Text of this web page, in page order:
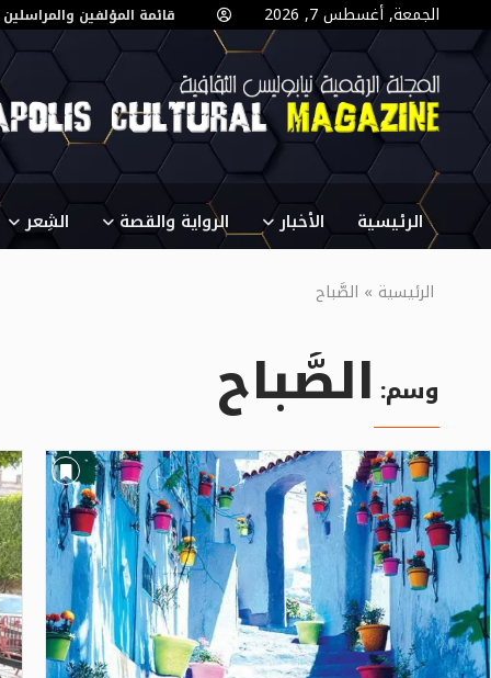
الجمعة, أغسطس 7, 2026 قائمة المؤلفين والمراسلين
الرئيسية الأخبار الرواية والقصة الشِعر
الرئيسية » الصَّباح
وسم: الصَّباح